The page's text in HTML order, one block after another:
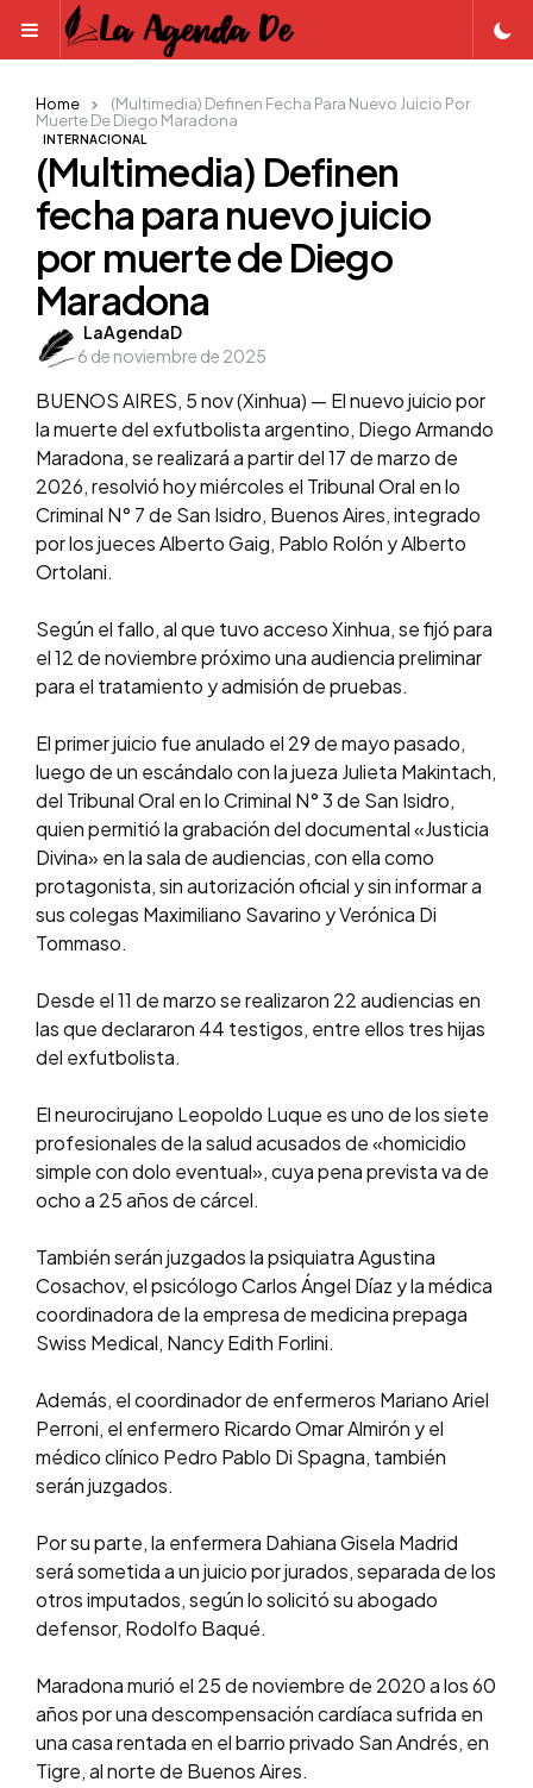
Menu
INTERNACIONAL
(Multimedia) Definen
fecha para nuevo juicio
por muerte de Diego
Maradona
Posted
by
LaAgendaD
6 de noviembre de 2025
Home
(Multimedia) Definen Fecha Para Nuevo Juicio Por
Muerte De Diego Maradona
BUENOS AIRES, 5 nov (Xinhua) — El nuevo juicio por
la muerte del exfutbolista argentino, Diego Armando
Maradona, se realizará a partir del 17 de marzo de
2026, resolvió hoy miércoles el Tribunal Oral en lo
Criminal N° 7 de San Isidro, Buenos Aires, integrado
por los jueces Alberto Gaig, Pablo Rolón y Alberto
Ortolani.
Según el fallo, al que tuvo acceso Xinhua, se fijó para
el 12 de noviembre próximo una audiencia preliminar
para el tratamiento y admisión de pruebas.
El primer juicio fue anulado el 29 de mayo pasado,
luego de un escándalo con la jueza Julieta Makintach,
del Tribunal Oral en lo Criminal N° 3 de San Isidro,
quien permitió la grabación del documental «Justicia
Divina» en la sala de audiencias, con ella como
protagonista, sin autorización oficial y sin informar a
sus colegas Maximiliano Savarino y Verónica Di
Tommaso.
Desde el 11 de marzo se realizaron 22 audiencias en
las que declararon 44 testigos, entre ellos tres hijas
del exfutbolista.
El neurocirujano Leopoldo Luque es uno de los siete
profesionales de la salud acusados de «homicidio
simple con dolo eventual», cuya pena prevista va de
ocho a 25 años de cárcel.
También serán juzgados la psiquiatra Agustina
Cosachov, el psicólogo Carlos Ángel Díaz y la médica
coordinadora de la empresa de medicina prepaga
Swiss Medical, Nancy Edith Forlini.
Además, el coordinador de enfermeros Mariano Ariel
Perroni, el enfermero Ricardo Omar Almirón y el
médico clínico Pedro Pablo Di Spagna, también
serán juzgados.
Por su parte, la enfermera Dahiana Gisela Madrid
será sometida a un juicio por jurados, separada de los
otros imputados, según lo solicitó su abogado
defensor, Rodolfo Baqué.
Maradona murió el 25 de noviembre de 2020 a los 60
años por una descompensación cardíaca sufrida en
una casa rentada en el barrio privado San Andrés, en
Tigre, al norte de Buenos Aires.